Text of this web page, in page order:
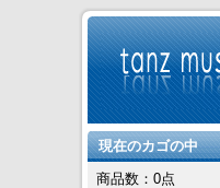
現在のカゴの中
商品数：0点